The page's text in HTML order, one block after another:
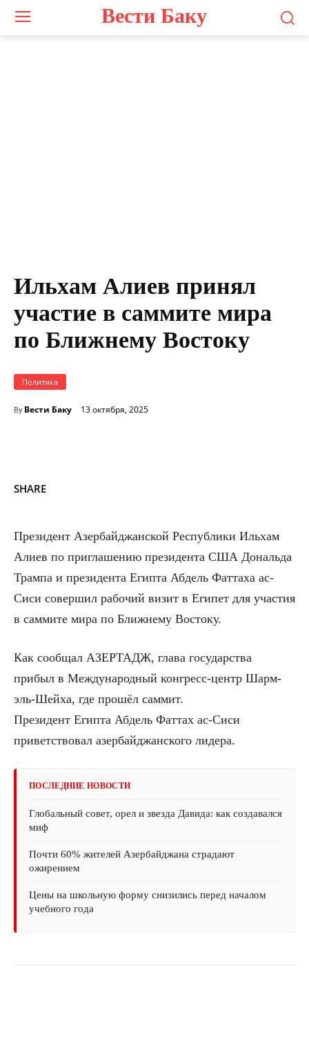
Вести Баку
Ильхам Алиев принял
участие в саммите мира
по Ближнему Востоку
Политика
By Вести Баку 13 октября, 2025
SHARE
Президент Азербайджанской Республики Ильхам
Алиев по приглашению президента США Дональда
Трампа и президента Египта Абдель Фаттаха ас-
Сиси совершил рабочий визит в Египет для участия
в саммите мира по Ближнему Востоку.
Как сообщал АЗЕРТАДЖ, глава государства
прибыл в Международный конгресс-центр Шарм-
эль-Шейха, где прошёл саммит.
Президент Египта Абдель Фаттах ас-Сиси
приветствовал азербайджанского лидера.
ПОСЛЕДНИЕ НОВОСТИ
Глобальный совет, орел и звезда Давида: как создавался
миф
Почти 60% жителей Азербайджана страдают
ожирением
Цены на школьную форму снизились перед началом
учебного года